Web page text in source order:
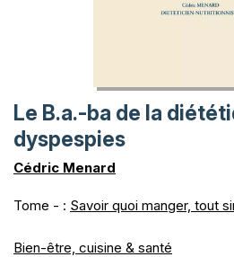
Le B.a.-ba de la
dyspespies
Cédric Menard
Tome - : Savoir quoi manger, tout
Bien-être, cuisine & santé